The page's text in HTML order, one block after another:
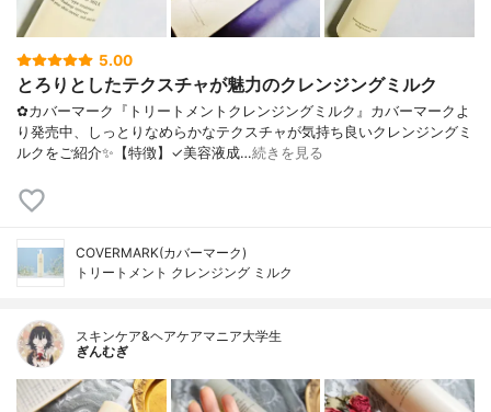
5.00
とろりとしたテクスチャが魅力のクレンジングミルク
✿カバーマーク『トリートメントクレンジングミルク』カバーマークよ
り発売中、しっとりなめらかなテクスチャが気持ち良いクレンジングミ
ルクをご紹介✨【特徴】✓美容液成…続きを見る
COVERMARK(カバーマーク)
トリートメント クレンジング ミルク
スキンケア&ヘアケアマニア大学生
ぎんむぎ